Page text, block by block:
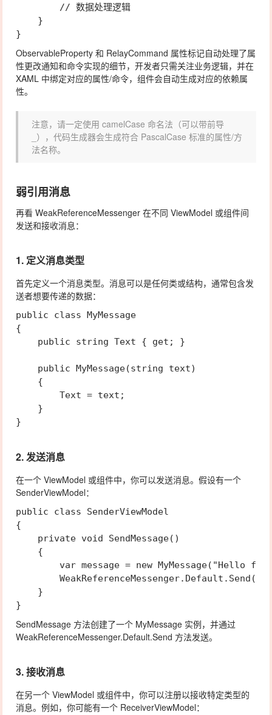
        // 数据处理逻辑
    }
ObservableProperty 和 RelayCommand 属性标记自动处理了属
性更改通知和命令实现的细节，开发者只需关注业务逻辑，并在
XAML 中绑定对应的属性/命令，组件会自动生成对应的依赖属
性。
注意，请一定使用 camelCase 命名法（可以带前导
_），代码生成器会生成符合 PascalCase 标准的属性/方
法名称。
弱引用消息
再看WeakReferenceMessenger 在不同 ViewModel 或组件间
发送和接收消息：
1. 定义消息类型
首先定义一个消息类型。消息可以是任何类或结构，通常包含发
送者想要传递的数据：
public class MyMessage
{
    public string Text { get; }
    public MyMessage(string text)
    {
        Text = text;
    }
2. 发送消息
在一个 ViewModel 或组件中，你可以发送消息。假设有一个
SenderViewModel：
public class SenderViewModel
{
    private void SendMessage()
    {
var message = new MyMessage("Hello
    }
SendMessage 方法创建了一个 MyMessage 实例，并通过
WeakReferenceMessenger.Default.Send 方法发送。
3. 接收消息
在另一个 ViewModel 或组件中，你可以注册以接收特定类型的
消息。例如，你可能有一个 ReceiverViewModel：